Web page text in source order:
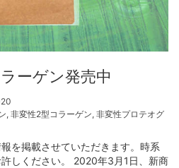
ーゲン発売中
, 非変性2型コラーゲン, 非変性プロテオグ
を掲載させていただきます。時系
しください。 2020年3月1日、新商